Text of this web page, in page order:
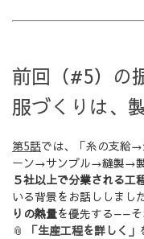
前回（#5）
服づくりは、
第5話では、「糸の支給
ーン→サンプル→縫製→
５社以上で分業される工
いる背景をお話ししまし
りの熱量を優先する——そ
📎
「生産工程を詳しく」